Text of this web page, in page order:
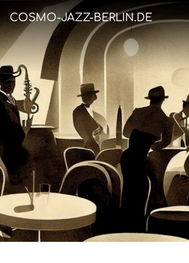
COSMO-JAZZ-BERLIN.DE